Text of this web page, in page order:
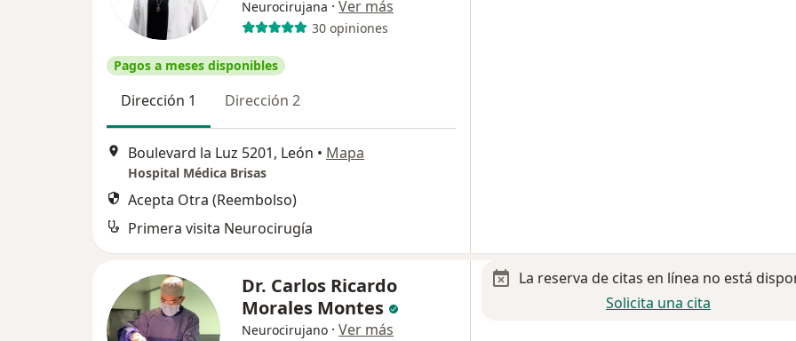
Neurocirujana · Ver más
30 opiniones
Pagos a meses disponibles
Dirección 1 Dirección 2
Boulevard la Luz 5201, León • Mapa
Hospital Médica Brisas
Acepta Otra (Reembolso)
Primera visita Neurocirugía
Dr. Carlos Ricardo
Morales Montes
Neurocirujano · Ver más
La reserva de citas en línea no está
Solicita una cita